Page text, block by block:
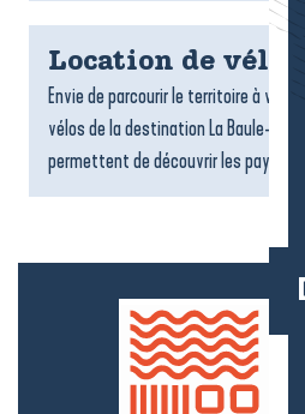
Location de vélos
Envie de parcourir le territoire à
vélos de la destination La Baule-
permettent de découvrir les